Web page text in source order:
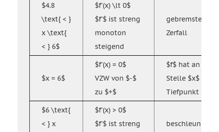
$4.8
\text{ < }
x \text{
< } 6$
$f'(x) \lt 0$
$f'$ ist streng
monoton
steigend
gebremste
Zerfall
$x = 6$
$f'(x) = 0$
VZW von $-$
zu $+$
$f$ hat an der
Stelle $x$
Tiefpunkt
$6 \text{
< } x
$f'(x) > 0$
$f'$ ist streng
beschleunigtes